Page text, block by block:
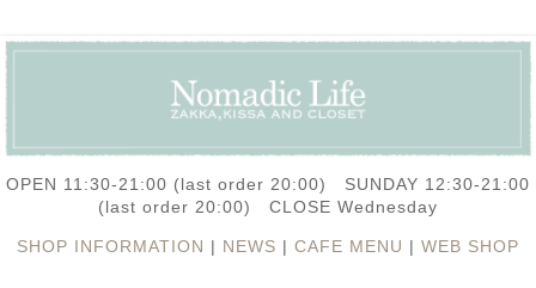
OPEN 11:30-21:00 (last order 20:00) SUNDAY 12:30-21:00
(last order 20:00) CLOSE Wednesday
SHOP INFORMATION | NEWS | CAFE MENU | WEB SHOP